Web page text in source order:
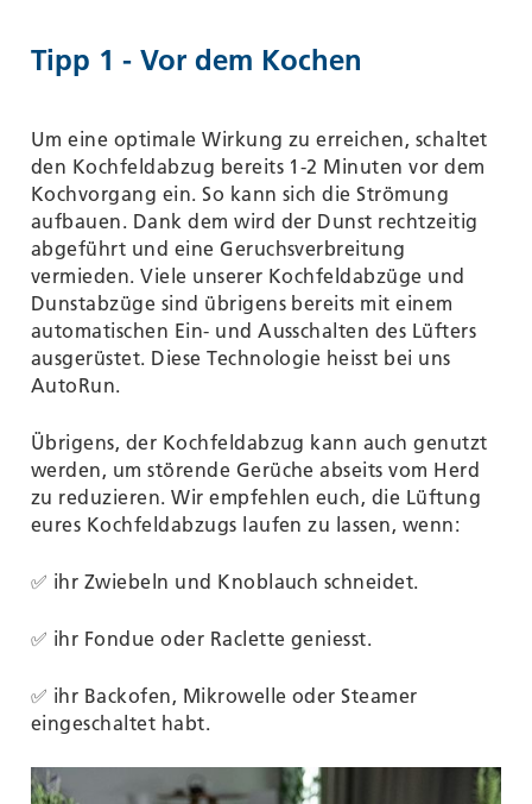
Tipp 1 - Vor dem Kochen
Um eine optimale Wirkung zu erreichen, schaltet
den Kochfeldabzug bereits 1-2 Minuten vor dem
Kochvorgang ein. So kann sich die Strömung
aufbauen. Dank dem wird der Dunst rechtzeitig
abgeführt und eine Geruchsverbreitung
vermieden. Viele unserer Kochfeldabzüge und
Dunstabzüge sind übrigens bereits mit einem
automatischen Ein- und Ausschalten des Lüfters
ausgerüstet. Diese Technologie heisst bei uns
AutoRun.
Übrigens, der Kochfeldabzug kann auch genutzt
werden, um störende Gerüche abseits vom Herd
zu reduzieren. Wir empfehlen euch, die Lüftung
eures Kochfeldabzugs laufen zu lassen, wenn:
✅ ihr Zwiebeln und Knoblauch schneidet.
✅ ihr Fondue oder Raclette geniesst.
✅ ihr Backofen, Mikrowelle oder Steamer
eingeschaltet habt.